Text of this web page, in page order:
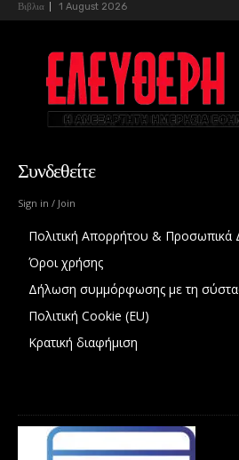
Βιβλια 1 August 2026
Συνδεθείτε
Sign in / Join
Πολιτική Απορρήτου & Προσωπικά
Όροι χρήσης
Δήλωση συμμόρφωσης με τη
Πολιτική Cookie (EU)
Κρατική διαφήμιση